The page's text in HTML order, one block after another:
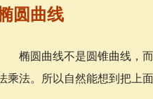
圆曲线
椭圆曲线不是圆锥曲线，
乘法。所以自然能想到把上